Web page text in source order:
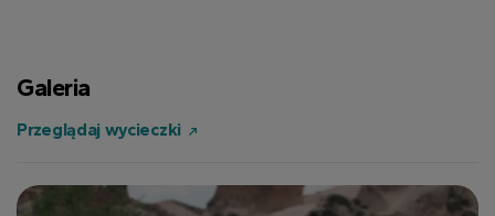
Galeria
Przeglądaj wycieczki